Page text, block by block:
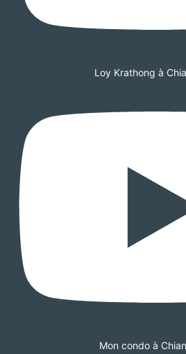
Loy Krathong à
Mon condo à